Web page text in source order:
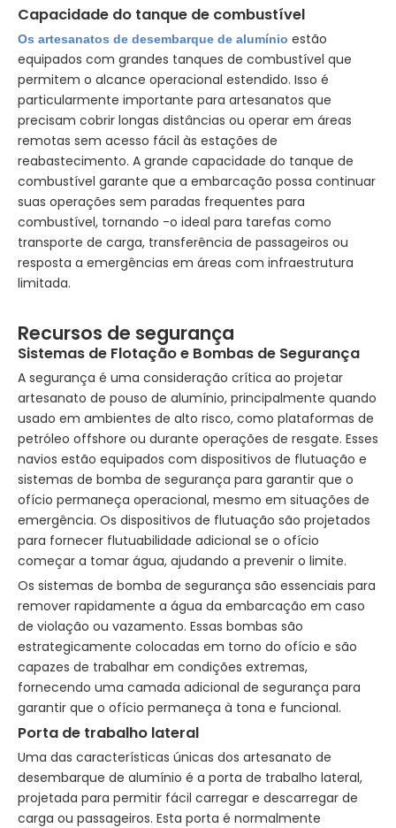
Capacidade do tanque de combustível
Os artesanatos de desembarque de alumínio estão
equipados com grandes tanques de combustível que
permitem o alcance operacional estendido. Isso é
particularmente importante para artesanatos que
precisam cobrir longas distâncias ou operar em áreas
remotas sem acesso fácil às estações de
reabastecimento. A grande capacidade do tanque de
combustível garante que a embarcação possa continuar
suas operações sem paradas frequentes para
combustível, tornando -o ideal para tarefas como
transporte de carga, transferência de passageiros ou
resposta a emergências em áreas com infraestrutura
limitada.
Recursos de segurança
Sistemas de Flotação e Bombas de Segurança
A segurança é uma consideração crítica ao projetar
artesanato de pouso de alumínio, principalmente quando
usado em ambientes de alto risco, como plataformas de
petróleo offshore ou durante operações de resgate. Esses
navios estão equipados com dispositivos de flutuação e
sistemas de bomba de segurança para garantir que o
ofício permaneça operacional, mesmo em situações de
emergência. Os dispositivos de flutuação são projetados
para fornecer flutuabilidade adicional se o ofício
começar a tomar água, ajudando a prevenir o limite.
Os sistemas de bomba de segurança são essenciais para
remover rapidamente a água da embarcação em caso
de violação ou vazamento. Essas bombas são
estrategicamente colocadas em torno do ofício e são
capazes de trabalhar em condições extremas,
fornecendo uma camada adicional de segurança para
garantir que o ofício permaneça à tona e funcional.
Porta de trabalho lateral
Uma das características únicas dos artesanato de
desembarque de alumínio é a porta de trabalho lateral,
projetada para permitir fácil carregar e descarregar de
carga ou passageiros. Esta porta é normalmente